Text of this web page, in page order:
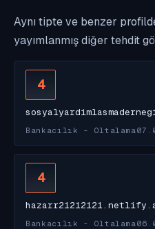
Aynı tipte ve benzer
yayımlanmış diğer tehdit
4
Bankacılık - Oltalama
4
Bankacılık - Oltalama